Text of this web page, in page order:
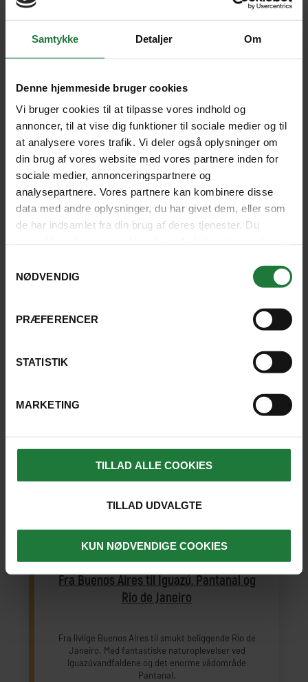
Samtykke Detaljer Om
Denne hjemmeside bruger cookies
Vi bruger cookies til at tilpasse vores indhold og
annoncer, til at vise dig funktioner til sociale medier og til
at analysere vores trafik. Vi deler også oplysninger om
din brug af vores website med vores partnere inden for
sociale medier, annonceringspartnere og
analysepartnere. Vores partnere kan kombinere disse
data med andre oplysninger, du har givet dem, eller som
de har indsamlet fra din brug af deres tjenester. Du
NØDVENDIG
PRÆFERENCER
STATISTIK
MARKETING
TILLAD ALLE COOKIES
TILLAD UDVALGTE
KUN NØDVENDIGE COOKIES
Metropoler og mægtig natur
ARGENTINA OG BRASILIEN
Bliv omfavnet af skøn natur med Argentinas svar på
Galapagos ved Puerto Madryn, det enorme
vådområde Esteros del iberá, de vidunderlige
Iguazúvandfald og Rio de Janeiros livlige
Copacabana-strand.
(3)
Fra Buenos Aires til Iguazú, Pantanal og
Rio de Janeiro
ARGENTINA OG BRASILIEN
INDIVIDUEL REJSE
Fra livlige Buenos Aires til smukt beliggende Rio de
Janeiro. Med fantastiske naturoplevelser ved
Iguazúvandfaldene og det enorme vådområde
Pantanal.